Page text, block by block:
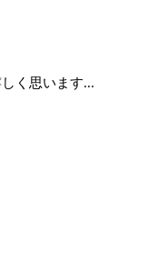
く思います...